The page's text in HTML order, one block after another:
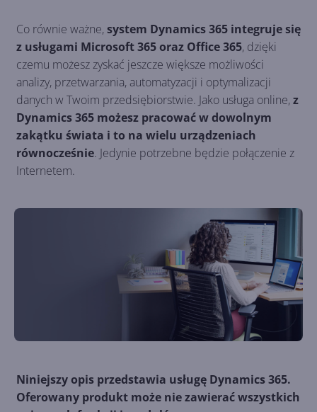
Co równie ważne,system Dynamics 365 integruje się
z usługami Microsoft 365 oraz Office 365, dzięki
czemu możesz zyskać jeszcze większe możliwości
analizy, przetwarzania, automatyzacji i optymalizacji
danych w Twoim przedsiębiorstwie. Jako usługa online,z
Dynamics 365 możesz pracować w dowolnym
zakątku świata i to na wielu urządzeniach
równocześnie. Jedynie potrzebne będzie połączenie z
Internetem.
Niniejszy opis przedstawia usługę Dynamics 365.
Oferowany produkt może nie zawierać wszystkich